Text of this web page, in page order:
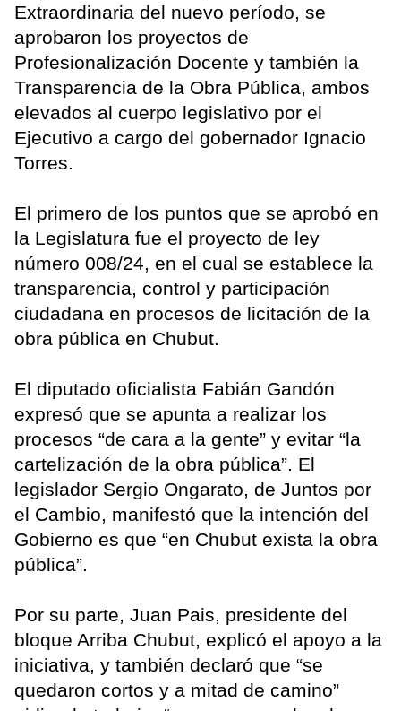
Extraordinaria del nuevo período, se
aprobaron los proyectos de
Profesionalización Docente y también la
Transparencia de la Obra Pública, ambos
elevados al cuerpo legislativo por el
Ejecutivo a cargo del gobernador Ignacio
Torres.
El primero de los puntos que se aprobó en
la Legislatura fue el proyecto de ley
número 008/24, en el cual se establece la
transparencia, control y participación
ciudadana en procesos de licitación de la
obra pública en Chubut.
El diputado oficialista Fabián Gandón
expresó que se apunta a realizar los
procesos “de cara a la gente” y evitar “la
cartelización de la obra pública”. El
legislador Sergio Ongarato, de Juntos por
el Cambio, manifestó que la intención del
Gobierno es que “en Chubut exista la obra
pública”.
Por su parte, Juan Pais, presidente del
bloque Arriba Chubut, explicó el apoyo a la
iniciativa, y también declaró que “se
quedaron cortos y a mitad de camino”